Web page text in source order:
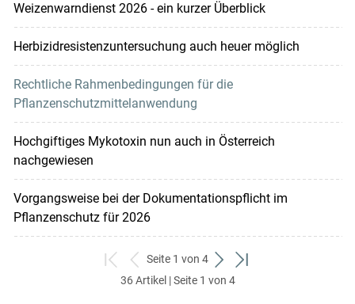
Weizenwarndienst 2026 - ein kurzer Überblick
Herbizidresistenzuntersuchung auch heuer möglich
Rechtliche Rahmenbedingungen für die
Pflanzenschutzmittelanwendung
Hochgiftiges Mykotoxin nun auch in Österreich
nachgewiesen
Vorgangsweise bei der Dokumentationspflicht im
Pflanzenschutz für 2026
zum
ersten
zurück
zum
Seite 1 von 4
weiter
zum
zum
36 Artikel | Seite 1 von 4